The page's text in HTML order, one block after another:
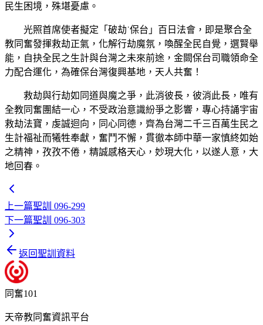
民生困境，殊堪憂慮。
光照首席使者擬定「破劫˙保台」百日法會，即是聚合全
教同奮發揮救劫正氣，化解行劫魔氛，喚醒全民自覺，選賢舉
能，自抉全民之生計與台灣之未來前途，金闕保台司職領命全
力配合運化，為確保台灣復興基地，天人共奮！
救劫與行劫如同道與魔之爭，此消彼長，彼消此長，唯有
全教同奮團結一心，不受政治意識紛爭之影響，專心持誦宇宙
救劫法寶，虔誠迴向，同心同德，齊為台灣二千三百萬生民之
生計福祉而犧牲奉獻，奮鬥不懈，貫徹本師中華一家慎終如始
之精神，孜孜不倦，精誠感格天心，妙現大化，以遂人意，大
地回春。
上一篇聖訓 096-299
下一篇聖訓 096-303
返回聖訓資料
同奮101
天帝教同奮資訊平台